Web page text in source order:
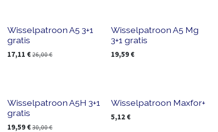
Wisselpatroon A5 3+1
gratis
17,11 €26,00€
Wisselpatroon A5 Mg
3+1 gratis
19,59 €
Wisselpatroon A5H 3+1
gratis
19,59 €30,00€
Wisselpatroon Maxfor+
5,12 €